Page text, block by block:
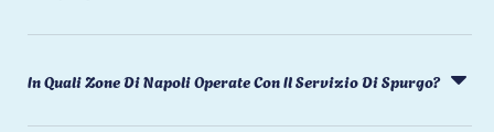
In Quali Zone Di Napoli Operate Con Il Servizio Di Spurgo?